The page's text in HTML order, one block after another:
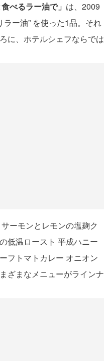
べるラー油で」 は、2009
ー油” を使った1品。それ
に、ホテルシェフならでは
ーモンとレモンの塩麹ク
低温ロースト 平成ハニー
フトマトカレー オニオン
ざまなメニューがラインナ